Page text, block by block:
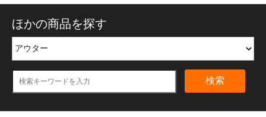
ほかの商品を探す
検索